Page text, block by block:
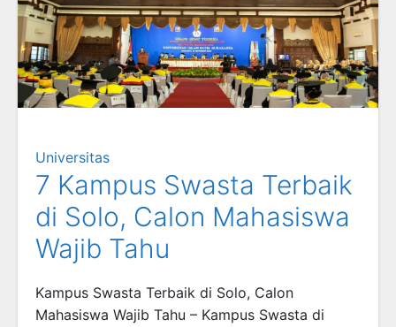
Universitas
7 Kampus Swasta Terbaik
di Solo, Calon Mahasiswa
Wajib Tahu
Kampus Swasta Terbaik di Solo, Calon
Mahasiswa Wajib Tahu – Kampus Swasta di